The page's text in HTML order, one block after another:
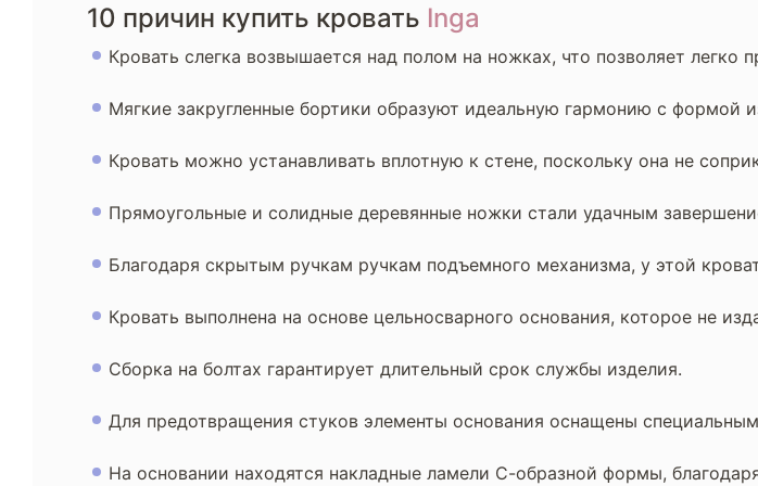
10 причин купить кровать Inga
Кровать слегка возвышается над полом на ножках, что позволяет легко
Мягкие закругленные бортики образуют идеальную гармонию с формой
Кровать можно устанавливать вплотную к стене, поскольку она не
Прямоугольные и солидные деревянные ножки стали удачным
Благодаря скрытым ручкам ручкам подъемного механизма, у этой
Кровать выполнена на основе цельносварного основания, которое не
Сборка на болтах гарантирует длительный срок службы изделия.
Для предотвращения стуков элементы основания оснащены
На основании находятся накладные ламели С-образной формы,